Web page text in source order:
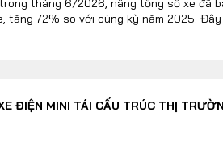
tháng 6/2026, nâng tổng số xe đã
tăng 72% so với cùng kỳ năm 2025.
ĐIỆN MINI TÁI CẤU TRÚC THỊ